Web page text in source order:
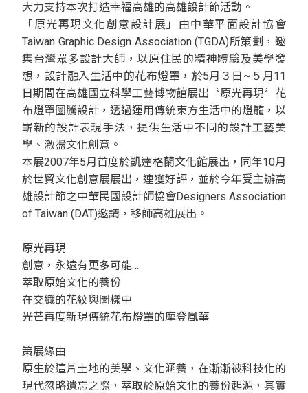
大力支持本次打造幸福高雄的高雄設計節活動。
「原光再現文化創意設計展」由中華平面設計協會
Taiwan Graphic Design Association (TGDA)所策劃，邀
集台灣眾多設計大師，以原住民的精神體驗及美學發
想，設計融入生活中的花布燈罩，於5月３日~５月11
日期間在高雄國立科學工藝博物館展出〝原光再現〞花
布燈罩圖騰設計，透過運用傳統東方生活中的燈籠，以
嶄新的設計表現手法，提供生活中不同的設計工藝美
學、激盪文化創意。
本展2007年5月首度於凱達格蘭文化館展出，同年10月
於世貿文化創意展展出，連獲好評，並於今年受主辦高
雄設計節之中華民國設計師協會Designers Association
of Taiwan (DAT)邀請，移師高雄展出。
原光再現
創意，永遠有更多可能…
萃取原始文化的養份
在交織的花紋與圖樣中
光芒再度新現傳統花布燈罩的摩登風華
策展緣由
原生於這片土地的美學、文化涵養，在漸漸被科技化的
現代忽略遺忘之際，萃取於原始文化的養份起源，其實